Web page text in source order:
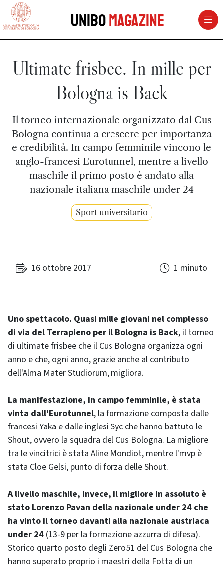
vai al contenuto della pagina
UniboMagazine
Ultimate frisbee. In mille per
Bologna is Back
Il torneo internazionale organizzato dal Cus
Bologna continua a crescere per importanza
e credibilità. In campo femminile vincono le
anglo-francesi Eurotunnel, mentre a livello
maschile il primo posto è andato alla
nazionale italiana maschile under 24
Sport universitario
16 ottobre 2017 1 minuto
Uno spettacolo. Quasi mille giovani nel complesso
di via del Terrapieno per il Bologna is Back, il torneo
di ultimate frisbee che il Cus Bologna organizza ogni
anno e che, ogni anno, grazie anche al contributo
dell'Alma Mater Studiorum, migliora.
La manifestazione, in campo femminile, è stata
vinta dall'Eurotunnel, la formazione composta dalle
francesi Yaka e dalle inglesi Syc che hanno battuto le
Shout, ovvero la squadra del Cus Bologna. La migliore
tra le vincitrici è stata Aline Mondiot, mentre l'mvp è
stata Cloe Gelsi, punto di forza delle Shout.
A livello maschile, invece, il migliore in assoluto è
stato Lorenzo Pavan della nazionale under 24 che
ha vinto il torneo davanti alla nazionale austriaca
under 24 (13-9 per la formazione azzurra di difesa).
Storico quarto posto degli Zero51 del Cus Bologna che
hanno superato proprio i maestri della Fotta di un